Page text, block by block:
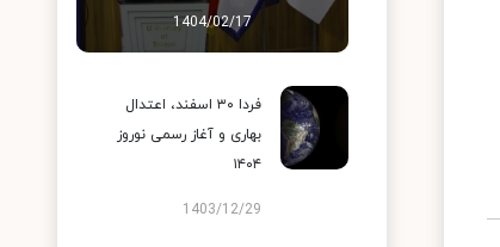
1404/02/17
فردا ۳۰ اسفند، اعتدال
بهاری و آغاز رسمی نوروز
۱۴۰۴
1403/12/29